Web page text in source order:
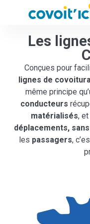
Les
Conçues pour
lignes de
même principe
conducteurs
matérialisés,
déplacements,
les passagers,